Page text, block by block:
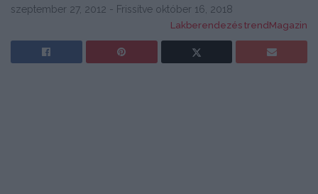
szeptember 27, 2012 - Frissítve október 16, 2018
Lakberendezés trendMagazin